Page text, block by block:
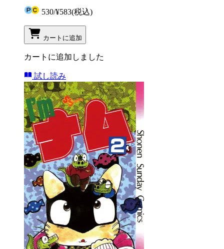
530/¥583(税込)
カートに追加
カートに追加しました
試し読み